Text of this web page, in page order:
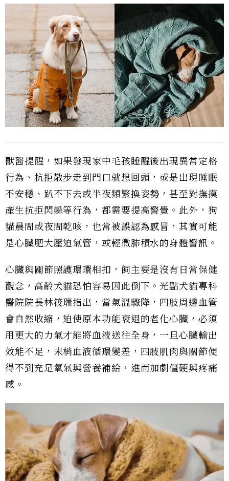
獸醫提醒，如果發現家中毛孩睡醒後出現異常定格
行為、抗拒散步走到門口就想回頭，或是出現睡眠
不安穩、趴不下去或半夜頻繁換姿勢，甚至對撫摸
產生抗拒閃躲等行為，都需要提高警覺。此外，狗
貓晨間或夜間乾咳，也常被誤認為感冒，其實可能
是心臟肥大壓迫氣管，或輕微肺積水的身體警訊。
心臟與關節照護環環相扣，飼主要是沒有日常保健
觀念，高齡犬貓恐怕容易因此倒下。光點犬貓專科
醫院院長林筱瑞指出，當氣溫驟降，四肢周邊血管
會自然收縮，迫使原本功能衰退的老化心臟，必須
用更大的力氣才能將血液送往全身，一旦心臟輸出
效能不足，末梢血液循環變差，四肢肌肉與關節便
得不到充足氧氣與營養補給，進而加劇僵硬與疼痛
感。